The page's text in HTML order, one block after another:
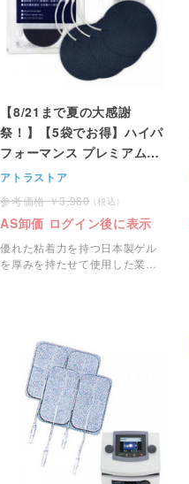
【8/21まで夏の大感謝
祭！】【5袋でお得】ハイパ
フォーマンス プレミアム粘
着パッド＜大・70mm丸型
＞ 4枚1組
アトラストア
3,960
AS卸価 ログイン後に表示
優れた粘着力を持つ日本製ゲル
を厚みを持たせて使用した業務